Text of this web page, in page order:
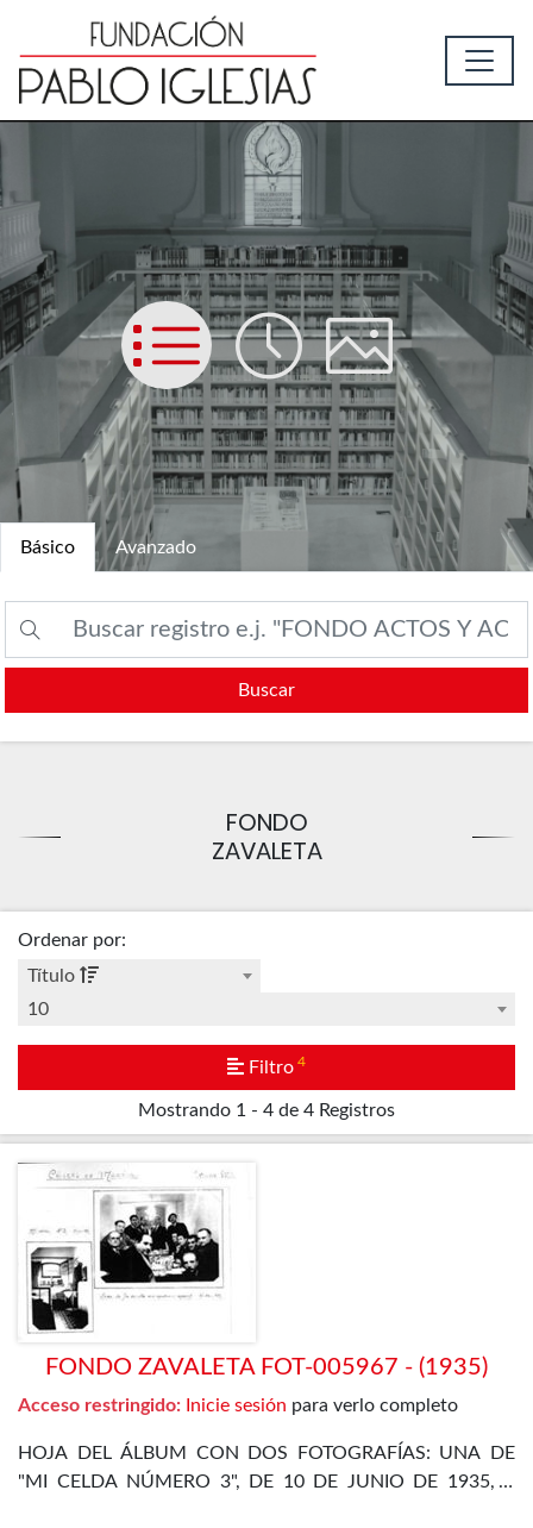
List Time Picture
Básico Avanzado
Buscar
FONDO
ZAVALETA
Mostrando 1 - 4 de 4 Registros
Ordenar por:
Título
10
Filtro 4
FONDO ZAVALETA FOT-005967 - (1935)
Acceso restringido: Inicie sesión para verlo completo
HOJA DEL ÁLBUM CON DOS FOTOGRAFÍAS: UNA DE
"MI CELDA NÚMERO 3", DE 10 DE JUNIO DE 1935, Y